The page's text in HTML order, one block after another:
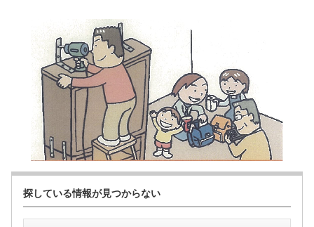
探している情報が見つからない